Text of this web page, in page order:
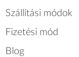
Szállítási módok
Fizetési mód
Blog